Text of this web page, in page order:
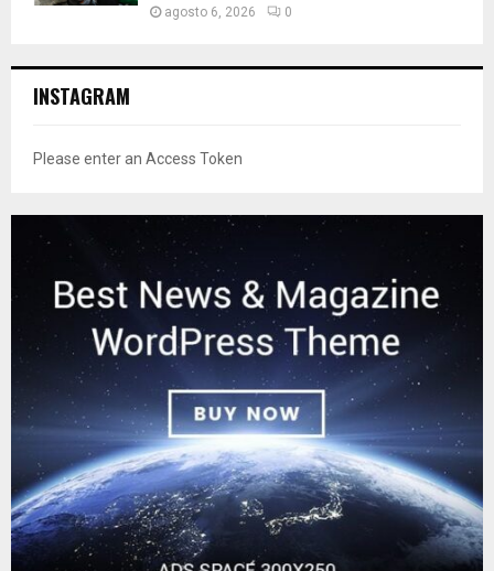
agosto 6, 2026 0
INSTAGRAM
Please enter an Access Token